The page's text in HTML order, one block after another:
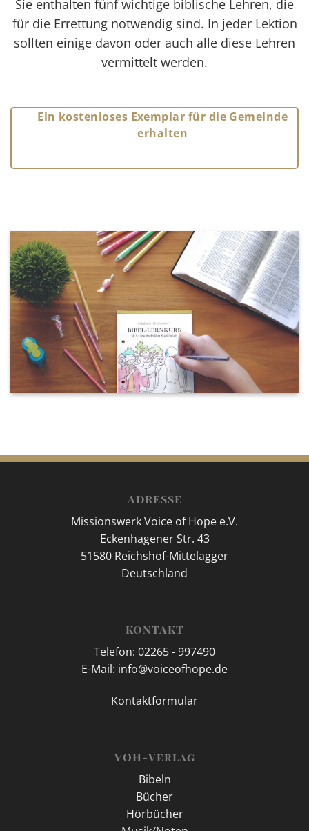
Sie enthalten fünf wichtige biblische Lehren, die
für die Errettung notwendig sind. In jeder Lektion
sollten einige davon oder auch alle diese Lehren
vermittelt werden.
Ein kostenloses Exemplar für die Gemeinde
erhalten
ADRESSE
Missionswerk Voice of Hope e.V.
Eckenhagener Str. 43
51580 Reichshof-Mittelagger
Deutschland
KONTAKT
Telefon: 02265 - 997490
E-Mail: info@voiceofhope.de
Kontaktformular
VOH-Verlag
Bibeln
Bücher
Hörbücher